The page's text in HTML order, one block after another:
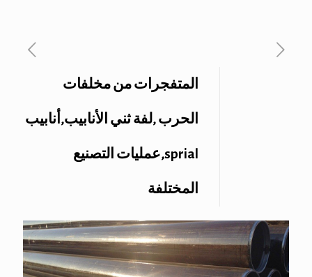
المتفجرات من مخلفات
الحرب ,لفة ثني الأنابيب,أنابيب
sprial,عمليات التصنيع
المختلفة